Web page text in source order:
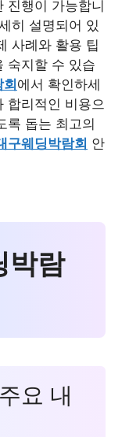
진행이 가능합니
히 설명되어 있
사례와 활용 팁
숙지할 수 있습
에서 확인하세
합리적인 비용으
록 돕는 최고의
구웨딩박람회 안
박람
요 내